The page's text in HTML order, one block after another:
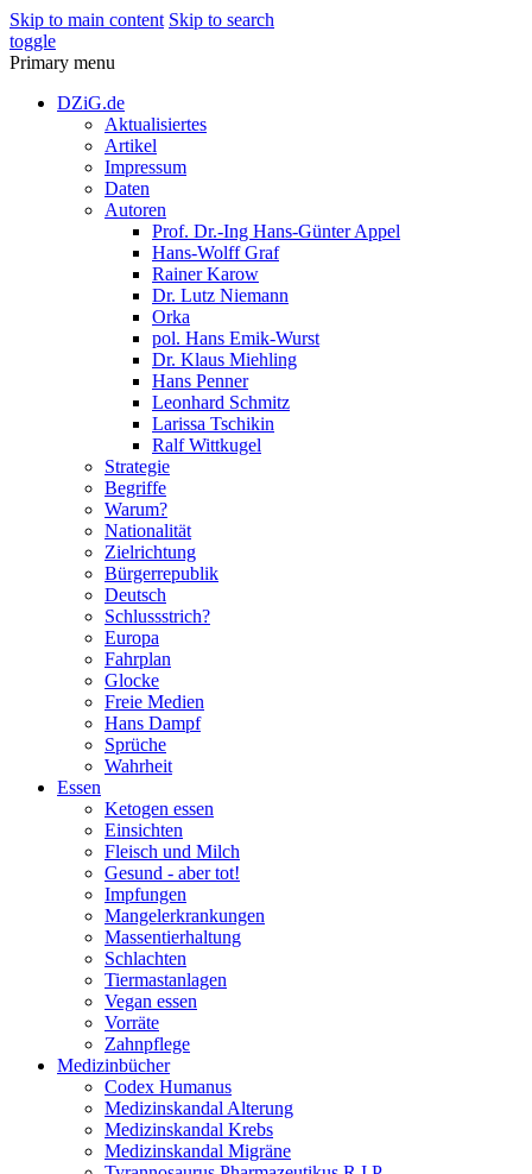
Skip to main content Skip to search
toggle
Primary menu
DZiG.de
Aktualisiertes
Artikel
Impressum
Daten
Autoren
Prof. Dr.-Ing Hans-Günter Appel
Hans-Wolff Graf
Rainer Karow
Dr. Lutz Niemann
Orka
pol. Hans Emik-Wurst
Dr. Klaus Miehling
Hans Penner
Leonhard Schmitz
Larissa Tschikin
Ralf Wittkugel
Strategie
Begriffe
Warum?
Nationalität
Zielrichtung
Bürgerrepublik
Deutsch
Schlussstrich?
Europa
Fahrplan
Glocke
Freie Medien
Hans Dampf
Sprüche
Wahrheit
Essen
Ketogen essen
Einsichten
Fleisch und Milch
Gesund - aber tot!
Impfungen
Mangelerkrankungen
Massentierhaltung
Schlachten
Tiermastanlagen
Vegan essen
Vorräte
Zahnpflege
Medizinbücher
Codex Humanus
Medizinskandal Alterung
Medizinskandal Krebs
Medizinskandal Migräne